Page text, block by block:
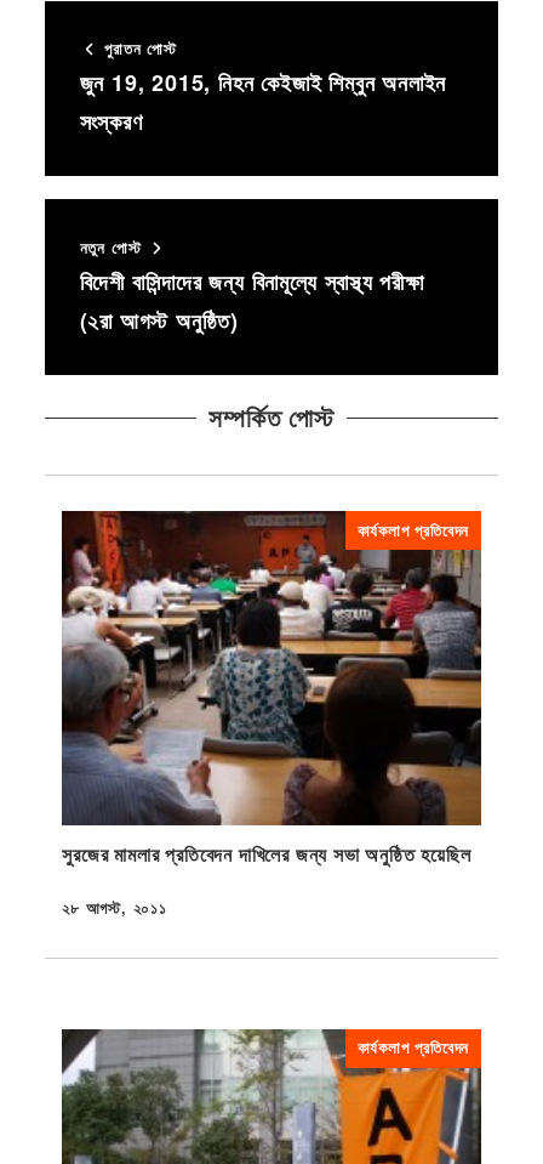
পুরাতন পোস্ট
জুন 19, 2015, নিহন কেইজাই শিম্বুন অনলাইন
সংস্করণ
নতুন পোস্ট
বিদেশী বাসিন্দাদের জন্য বিনামূল্যে স্বাস্থ্য পরীক্ষা
(২রা আগস্ট অনুষ্ঠিত)
সম্পর্কিত পোস্ট
কার্যকলাপ প্রতিবেদন
সুরজের মামলার প্রতিবেদন দাখিলের জন্য সভা অনুষ্ঠিত হয়েছিল
প্রকাশিত
২৮ আগস্ট, ২০১১
কার্যকলাপ প্রতিবেদন